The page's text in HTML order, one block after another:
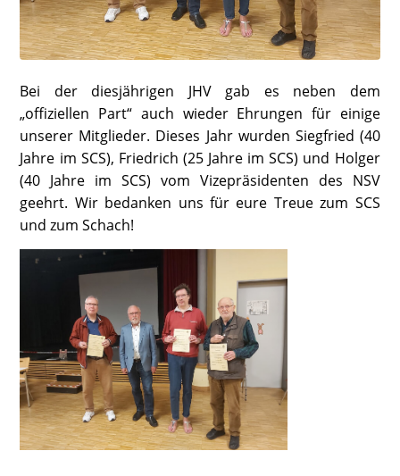
Bei der diesjährigen JHV gab es neben dem
„offiziellen Part“ auch wieder Ehrungen für einige
unserer Mitglieder. Dieses Jahr wurden Siegfried (40
Jahre im SCS), Friedrich (25 Jahre im SCS) und Holger
(40 Jahre im SCS) vom Vizepräsidenten des NSV
geehrt. Wir bedanken uns für eure Treue zum SCS
und zum Schach!